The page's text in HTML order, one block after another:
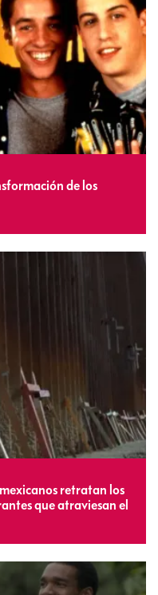
de los
retratan los
que atraviesan el